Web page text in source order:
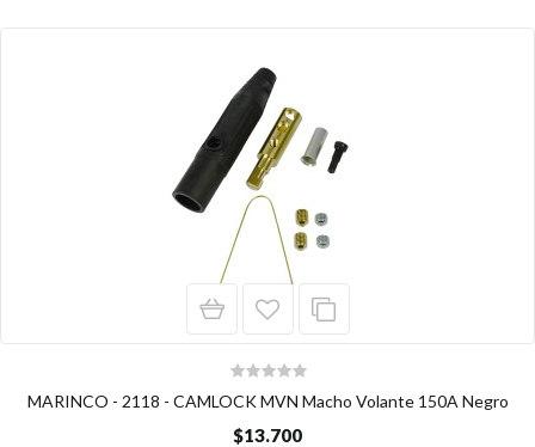
MARINCO - 2118 - CAMLOCK MVN Macho Volante 150A Negro
$13.700